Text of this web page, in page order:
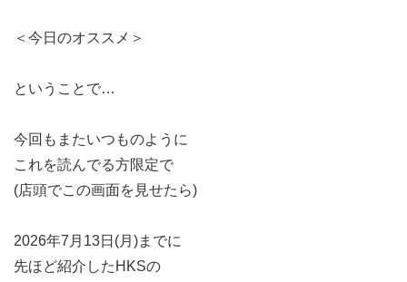
＜今日のオススメ＞
ということで…
今回もまたいつものように
これを読んでる方限定で
(店頭でこの画面を見せたら)
2026年7月13日(月)までに
先ほど紹介したHKSの